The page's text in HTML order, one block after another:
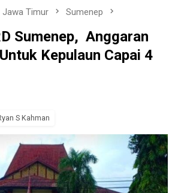
Jawa Timur Sumenep
Sumenep, Anggaran
Kepulaun Capai 4
S Kahman